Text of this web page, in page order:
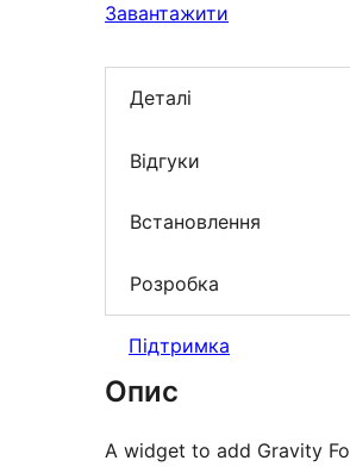
Завантажити
Деталі
Відгуки
Встановлення
Розробка
Підтримка
Опис
A widget to add Gravity